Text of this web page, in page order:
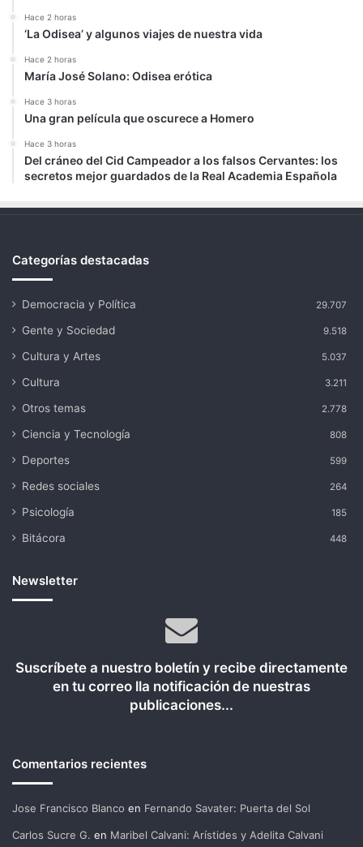
Hace 2 horas
‘La Odisea’ y algunos viajes de nuestra vida
Hace 2 horas
María José Solano: Odisea erótica
Hace 3 horas
Una gran película que oscurece a Homero
Hace 3 horas
Del cráneo del Cid Campeador a los falsos Cervantes: los
secretos mejor guardados de la Real Academia Española
Categorías destacadas
Democracia y Política 29.707
Gente y Sociedad 9.518
Cultura y Artes 5.037
Cultura 3.211
Otros temas 2.778
Ciencia y Tecnología 808
Deportes 599
Redes sociales 264
Psicología 185
Bitácora 448
Newsletter
Suscríbete a nuestro boletín y recibe directamente
en tu correo lla notificación de nuestras
publicaciones...
Comentarios recientes
Jose Francisco Blanco en Fernando Savater: Puerta del Sol
Carlos Sucre G. en Maribel Calvani: Arístides y Adelita Calvani